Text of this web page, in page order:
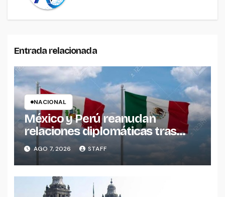
Entrada relacionada
NACIONAL
México y Perú reanudan
relaciones diplomáticas tras
acuerdo entre ambos gobiernos
AGO 7, 2026 STAFF